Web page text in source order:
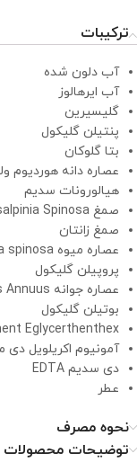
ترکیبات
آب دلون شده
آب ایرهالوز
گلیسیرین
پنتیلن گلیکول
بتا گلوکان
عصاره دانه هوردیوم
هیالورونات سدیم
صمغ Caesalpinia Spinosa
صمغ زانتان
عصاره میوه Caesalpinia spinosa
پروپیلن گلیکول
عصاره جوانه Helianthus Annuus
بوتیلن گلیکول
Eglycerthenthex
آمونیوم اکریلویل دی
دی سدیم EDTA
عطر
نحوه مصرف
توضیحات محصولات